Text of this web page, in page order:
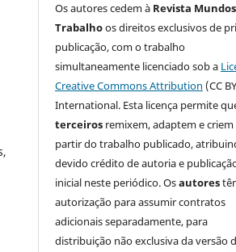
Os autores cedem à Revista
Trabalhoos direitos exclusivos de
publicação, com o trabalho
simultaneamente licenciado sob a
Creative Commons Attribution (CC
International. Esta licença permite
terceiros remixem, adaptem e criem
partir do trabalho publicado,
devido crédito de autoria e
inicial neste periódico. Osautores
autorização para assumir contratos
adicionais separadamente, para
distribuição não exclusiva da versão